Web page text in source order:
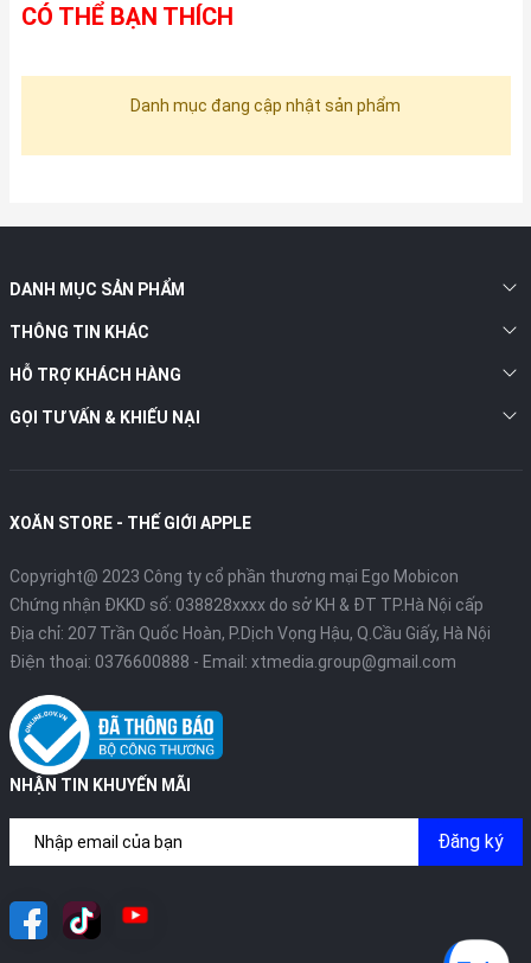
CÓ THỂ BẠN THÍCH
Danh mục đang cập nhật sản phẩm
DANH MỤC SẢN PHẨM
THÔNG TIN KHÁC
HỖ TRỢ KHÁCH HÀNG
GỌI TƯ VẤN & KHIẾU NẠI
XOĂN STORE - THẾ GIỚI APPLE
Copyright@ 2023 Công ty cổ phần thương mại Ego Mobicon
Chứng nhận ĐKKD số: 038828xxxx do sở KH & ĐT TP.Hà Nội cấp
Địa chỉ: 207 Trần Quốc Hoàn, P.Dịch Vọng Hậu, Q.Cầu Giấy, Hà Nội
Điện thoại: 0376600888 - Email: xtmedia.group@gmail.com
NHẬN TIN KHUYẾN MÃI
Đăng ký